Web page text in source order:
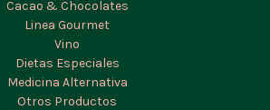
Cacao & Chocolates
Linea Gourmet
Vino
Dietas Especiales
Medicina Alternativa
Otros Productos